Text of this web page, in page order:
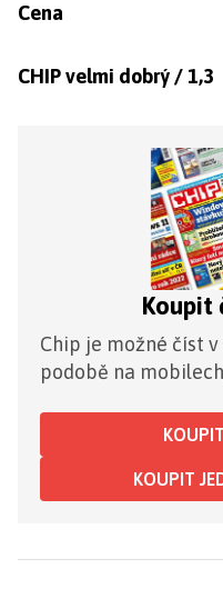
Cena 41
CHIP velmi dobrý / 1,3
Koupit
Chip je možné číst
podobě na
KOUPIT